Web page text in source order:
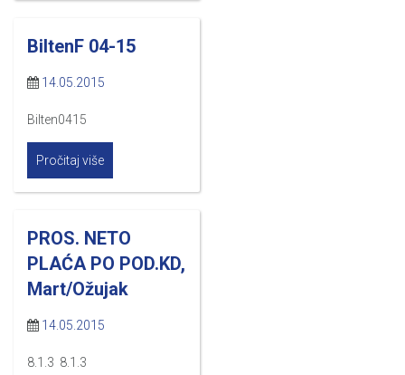
BiltenF 04-15
14.05.2015
Bilten0415
Pročitaj više
PROS. NETO
PLAĆA PO POD.KD,
Mart/Ožujak
14.05.2015
8.1.3 8.1.3